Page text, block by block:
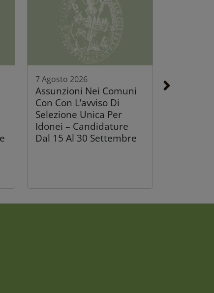
7 Agosto 2026
Assunzioni Nei Comuni
Con Con L’avviso Di
Selezione Unica Per
Idonei – Candidature
Dal 15 Al 30 Settembre